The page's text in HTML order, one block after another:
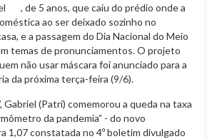
, de 5 anos, que caiu do prédio onde a
ao ser deixado sozinho no
e a passagem do Dia Nacional do Meio
temas de pronunciamentos. O projeto
não usar máscara foi anunciado para a
da próxima terça-feira (9/6).
Gabriel (Patri) comemorou a queda na taxa
da pandemia” - do novo
1,07 constatada no 4º boletim divulgado